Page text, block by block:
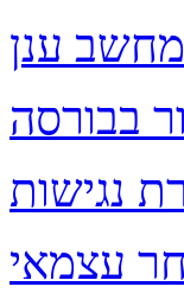
ענן
נגישות
עצמאי